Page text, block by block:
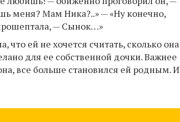
меня? Мам Ника?..» — «Ну конечно,
— Сынок…»
что ей не хочется считать, сколько она
для ее собственной дочки. Важнее
все больше становился ей родным. И